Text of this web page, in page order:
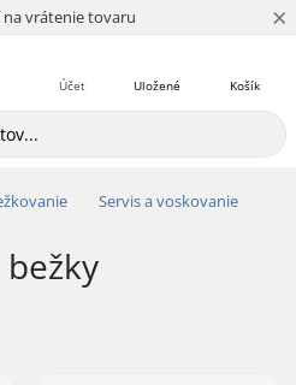
na vrátenie tovaru
4.8 z 5 ×
Košík
Uložené
Účet
Servis a voskovanie
bežky